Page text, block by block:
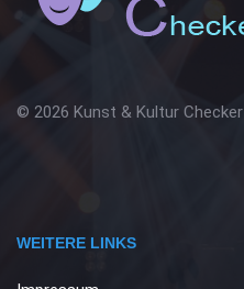
© 2026 Kunst & Kultur Checker
WEITERE LINKS